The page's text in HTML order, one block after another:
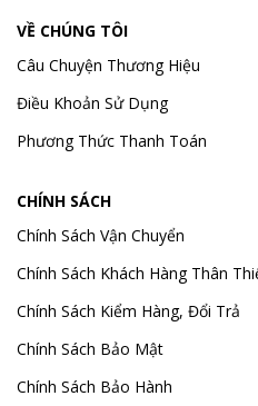
VỀ CHÚNG TÔI
Câu Chuyện Thương Hiệu
Điều Khoản Sử Dụng
Phương Thức Thanh Toán
CHÍNH SÁCH
Chính Sách Vận Chuyển
Chính Sách Khách Hàng Thân
Chính Sách Kiểm Hàng, Đổi Trả
Chính Sách Bảo Mật
Chính Sách Bảo Hành